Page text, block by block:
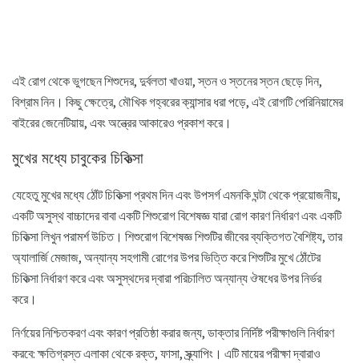
এই রোগ থেকে ভুগছেন শিশুদের, দুর্বলতা খাওয়া, স্তন ও স্তনের স্তন ছেড়ে দিন,
বিশ্রাম নিন। কিছু ক্ষেত্রে, মৌখিক গহ্বরের ক্যান্সার ধরা পড়ে, এই রোগটি পেরিনিয়ামের
বাইরের জেনেটিয়ায়, এবং অন্ত্রের আকারেও প্রকাশ করে।
মুখের মধ্যে চাবুকের চিকিত্সা
যেহেতু মুখের মধ্যে ঠোঁট চিকিত্সা প্রথম দিন এবং উপসর্গ এমনকি ঘন্টা থেকে প্রয়োজনীয়,
একটি অসুস্থ বাচ্চাদের বাবা একটি শিশুরোগ বিশেষজ্ঞ যারা রোগ কারণ নির্ধারণ এবং একটি
চিকিত্সা লিখুন পরামর্শ উচিত। শিশুরোগ বিশেষজ্ঞ শিশুটির জীবের ব্যক্তিগত বৈশিষ্ট্য, তার
অ্যালার্জি মেজাজ, অন্যান্য সহগামী রোগের উপর ভিত্তি করে শিশুটির মুখে ঠোঁটের
চিকিত্সা নির্ধারণ করে এবং অসুস্থদের দ্বারা পরিচালিত অন্যান্য ঔষধের উপর নির্ভর
করে।
নির্ণয়ের নিশ্চিতকরণ এবং কারণ প্রতিষ্ঠা করার জন্য, ডাক্তার নির্দিষ্ট পরীক্ষাগুলি নির্ধারণ
করবে: ক্ষতিগ্রস্ত এলাকা থেকে রক্ত, ফাসা, স্ক্র্যাপিং। এটি মায়ের পরীক্ষা দ্বারাও